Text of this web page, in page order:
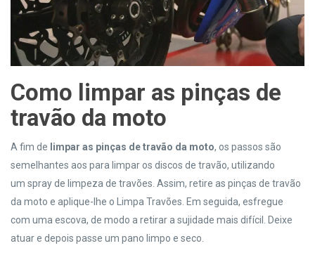
Como limpar as pinças de
travão da moto
A fim de limpar as pinças de travão da moto, os passos são
semelhantes aos para limpar os discos de travão, utilizando
um spray de limpeza de travões. Assim, retire as pinças de travão
da moto e aplique-lhe o Limpa Travões. Em seguida, esfregue
com uma escova, de modo a retirar a sujidade mais difícil. Deixe
atuar e depois passe um pano limpo e seco.